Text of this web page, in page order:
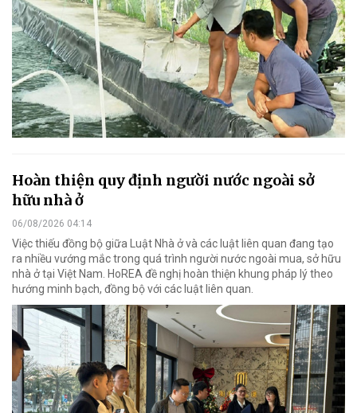
Hoàn thiện quy định người nước ngoài sở
hữu nhà ở
06/08/2026 04:14
Việc thiếu đồng bộ giữa Luật Nhà ở và các luật liên quan đang tạo
ra nhiều vướng mắc trong quá trình người nước ngoài mua, sở hữu
nhà ở tại Việt Nam. HoREA đề nghị hoàn thiện khung pháp lý theo
hướng minh bạch, đồng bộ với các luật liên quan.